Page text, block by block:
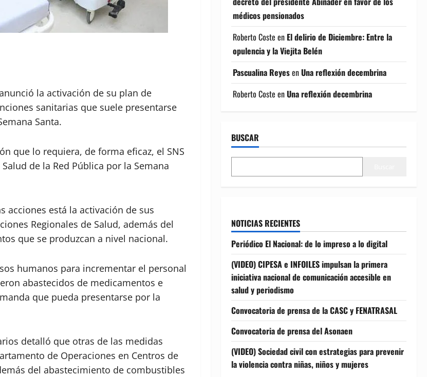
la activación de su plan de
sanitarias que suele presentarse
Santa.
que lo requiera, de forma eficaz, el SNS
de la Red Pública por la Semana
acciones está la activación de sus
Regionales de Salud, además del
que se produzcan a nivel nacional.
humanos para incrementar el personal
abastecidos de medicamentos e
que pueda presentarse por la
detalló que otras de las medidas
de Operaciones en Centros de
del abastecimiento de combustibles
médicos pensionados
Roberto Coste en El delirio de Diciembre: Entre la
opulencia y la Viejita Belén
Pascualina ReyesenUna reflexión decembrina
Roberto Coste enUna reflexión decembrina
BUSCAR
NOTICIAS RECIENTES
Periódico El Nacional: de lo impreso a lo digital
(VIDEO) CIPESA e INFOILES impulsan la primera
iniciativa nacional de comunicación accesible en
salud y periodismo
Convocatoria de prensa de la CASC y FENATRASAL
Convocatoria de prensa del Asonaen
(VIDEO) Sociedad civil con estrategias para prevenir
la violencia contra niñas, niños y mujeres